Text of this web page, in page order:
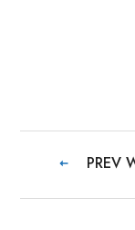
PREV